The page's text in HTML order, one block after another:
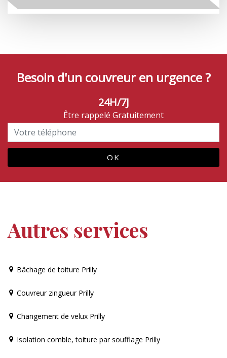
Besoin d'un couvreur en urgence ?
24H/7J
Être rappelé Gratuitement
Autres services
Bâchage de toiture Prilly
Couvreur zingueur Prilly
Changement de velux Prilly
Isolation comble, toiture par soufflage Prilly